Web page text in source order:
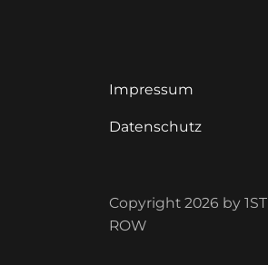
Impressum
Datenschutz
Copyright 2026 by 1ST
ROW